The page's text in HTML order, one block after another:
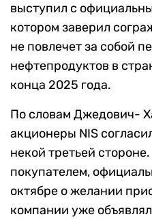
выступил с
котором заверил
не повлечет за собой
нефтепродуктов в
конца 2025 года.
По словам Джедович-
акционеры NIS
некой третьей
покупателем,
октябре о желании
компании уже